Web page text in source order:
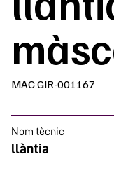
MAC GIR-001167
Nom tècnic
llàntia